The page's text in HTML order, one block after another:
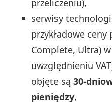
przeliczeniu),
serwisy
przykładowe
Complete, Ultra)
uwzględnieniu
objęte są
pieniędzy,